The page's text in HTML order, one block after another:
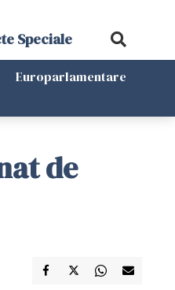
Speciale
Europarlamentare
de